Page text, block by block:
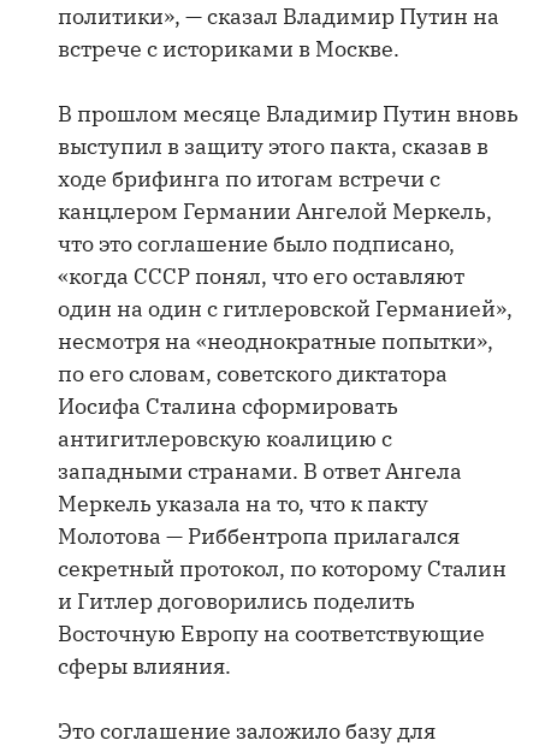
политики», — сказал Владимир Путин на
встрече с историками в Москве.
В прошлом месяце Владимир Путин вновь
выступил в защиту этого пакта, сказав в
ходе брифинга по итогам встречи с
канцлером Германии Ангелой Меркель,
что это соглашение было подписано,
«когда СССР понял, что его оставляют
один на один с гитлеровской Германией»,
несмотря на «неоднократные попытки»,
по его словам, советского диктатора
Иосифа Сталина сформировать
антигитлеровскую коалицию с
западными странами. В ответ Ангела
Меркель указала на то, что к пакту
Молотова — Риббентропа прилагался
секретный протокол, по которому Сталин
и Гитлер договорились поделить
Восточную Европу на соответствующие
сферы влияния.
Это соглашение заложило базу для